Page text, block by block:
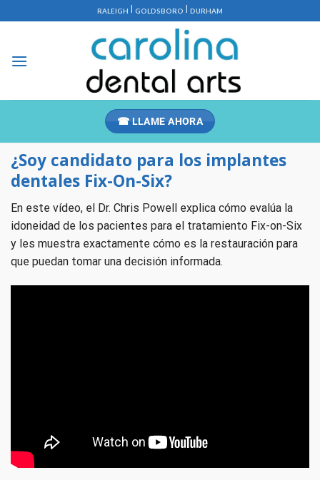
al
RALEIGH | GOLDSBORO | DURHAM
☎ LLAME AHORA
¿Soy candidato para los implantes
dentales Fix-On-Six?
En este vídeo, el Dr. Chris Powell explica cómo evalúa la
idoneidad de los pacientes para el tratamiento Fix-on-Six
y les muestra exactamente cómo es la restauración para
que puedan tomar una decisión informada.